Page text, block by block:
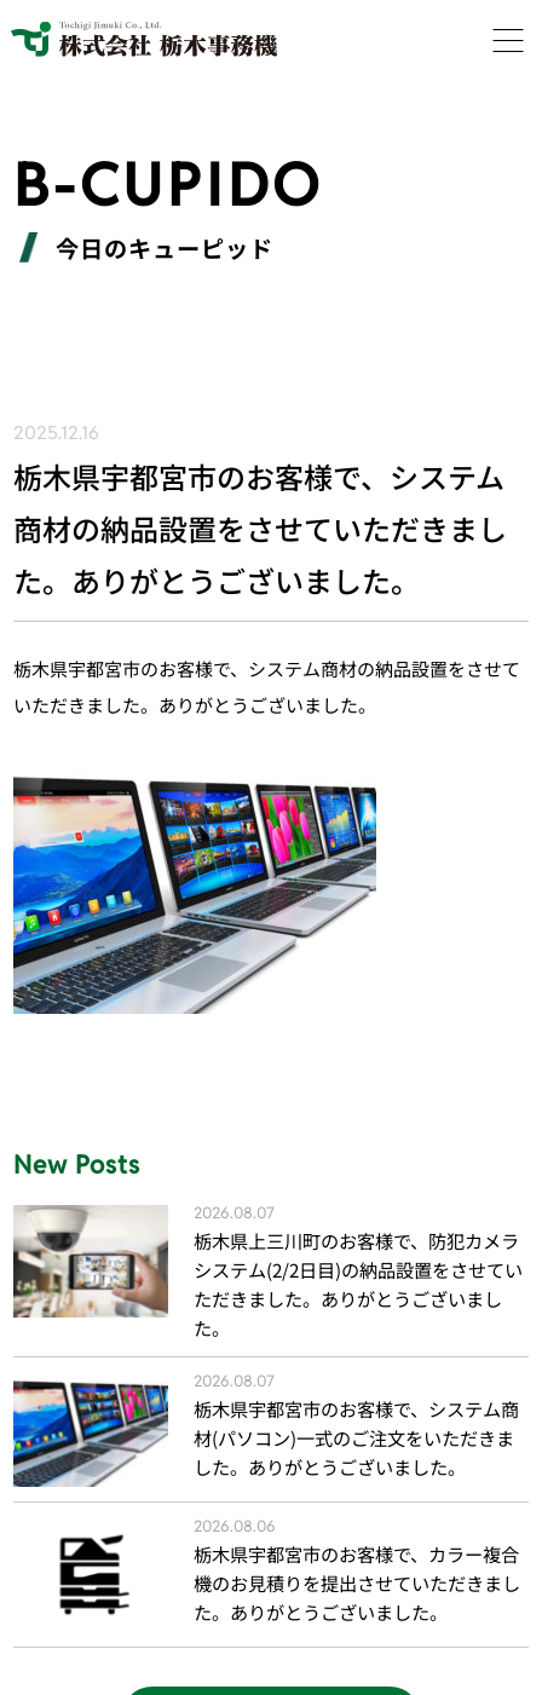
B-CUPIDO
今日のキューピッド
2025.12.16
栃木県宇都宮市のお客様で、システム
商材の納品設置をさせていただきまし
た。ありがとうございました。
栃木県宇都宮市のお客様で、システム商材の納品設置をさせて
いただきました。ありがとうございました。
New Posts
2026.08.07
栃木県上三川町のお客様で、防犯カメラ
システム(2/2日目)の納品設置をさせてい
ただきました。ありがとうございまし
た。
2026.08.07
栃木県宇都宮市のお客様で、システム商
材(パソコン)一式のご注文をいただきま
した。ありがとうございました。
2026.08.06
栃木県宇都宮市のお客様で、カラー複合
機のお見積りを提出させていただきまし
た。ありがとうございました。